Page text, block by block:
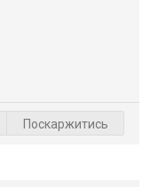
Поскаржитись